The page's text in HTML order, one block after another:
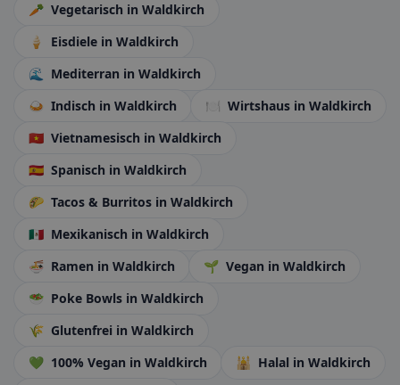
🥕 Vegetarisch in Waldkirch
🍦
Eisdiele in Waldkirch
🌊
Mediterran in Waldkirch
🍛 Indisch in Waldkirch 🍽️ Wirtshaus in Waldkirch
🇻🇳 Vietnamesisch in Waldkirch
🇪🇸 Spanisch in Waldkirch
🌮 Tacos & Burritos in Waldkirch
🇲🇽 Mexikanisch in Waldkirch
🍜 Ramen in Waldkirch 🌱 Vegan in Waldkirch
🥗 Poke Bowls in Waldkirch
🌾 Glutenfrei in Waldkirch
💚 100% Vegan in Waldkirch 🕌 Halal in Waldkirch